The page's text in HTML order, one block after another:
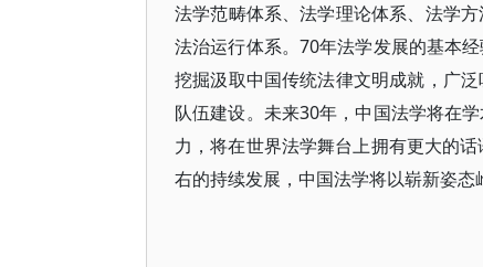
法学范畴体系、法学理论体系、法学
法治运行体系。70年法学发展的基本
挖掘汲取中国传统法律文明成就，广
队伍建设。未来30年，中国法学将在
力，将在世界法学舞台上拥有更大的
右的持续发展，中国法学将以崭新姿态